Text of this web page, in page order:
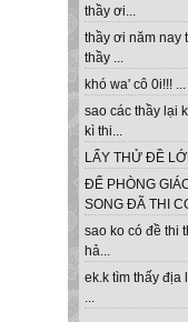
thầy ơi...
thầy ơi năm nay
thầy ...
khó wa' cô 0i!!! ...
sao các thầy lại
kì thi...
LẤY THỬ ĐỀ
ĐỂ PHÒNG
SONG ĐÃ THI
sao ko có đề thi
hả...
ek.k tìm thấy địa
...